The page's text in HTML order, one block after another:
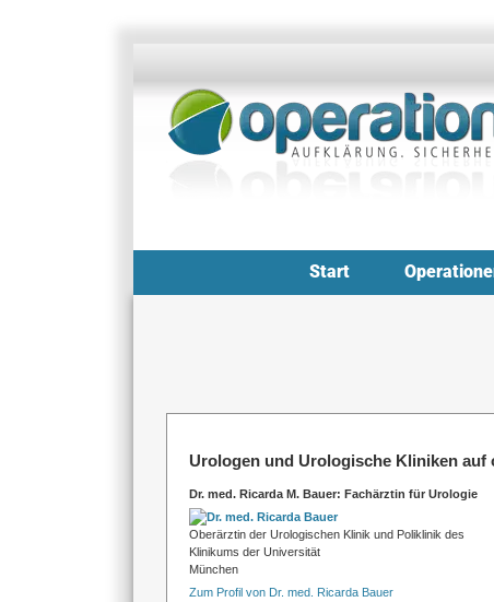
Start
Urologen und Urologische Kliniken auf
Dr. med. Ricarda M. Bauer: Fachärztin für Urologie
Oberärztin der Urologischen Klinik und Poliklinik des
Klinikums der Universität
München
Zum Profil von Dr. med. Ricarda Bauer